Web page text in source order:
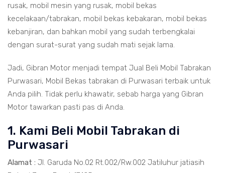
rusak, mobil mesin yang rusak, mobil bekas
kecelakaan/tabrakan, mobil bekas kebakaran, mobil bekas
kebanjiran, dan bahkan mobil yang sudah terbengkalai
dengan surat-surat yang sudah mati sejak lama.
Jadi, Gibran Motor menjadi tempat Jual Beli Mobil Tabrakan
Purwasari, Mobil Bekas tabrakan di Purwasari terbaik untuk
Anda pilih. Tidak perlu khawatir, sebab harga yang Gibran
Motor tawarkan pasti pas di Anda.
1. Kami Beli Mobil Tabrakan di
Purwasari
Alamat : Jl. Garuda No.02 Rt.002/Rw.002 Jatiluhur jatiasih